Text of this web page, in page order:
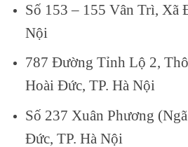
Số 153 – 155 Vân Trì, Xã
Nội
787 Đường Tỉnh Lộ 2,
Hoài Đức, TP. Hà Nội
Số 237 Xuân Phương
Đức, TP. Hà Nội